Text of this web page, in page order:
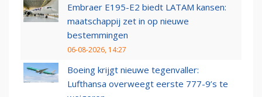
Embraer E195-E2 biedt LATAM kansen:
maatschappij zet in op nieuwe
bestemmingen
06-08-2026, 14:27
Boeing krijgt nieuwe tegenvaller:
Lufthansa overweegt eerste 777-9’s te